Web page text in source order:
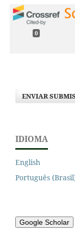
0
ENVIAR
IDIOMA
English
Português
Google Scholar